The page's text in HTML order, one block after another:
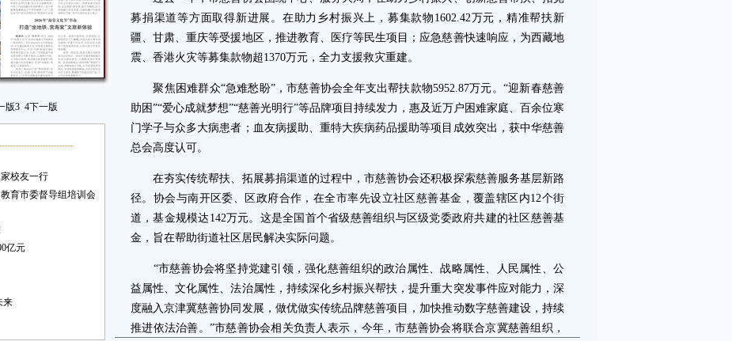
版3 4下一版
校友一行
育市委督导组培训会
亿元
来
募捐渠道等方面取得新进展。在助力乡村振兴上，募集款物1602.42万元，精准帮扶新
疆、甘肃、重庆等受援地区，推进教育、医疗等民生项目；应急慈善快速响应，为西藏地
震、香港火灾等募集款物超1370万元，全力支援救灾重建。
聚焦困难群众“急难愁盼”，市慈善协会全年支出帮扶款物5952.87万元。“迎新春慈善
助困”“爱心成就梦想”“慈善光明行”等品牌项目持续发力，惠及近万户困难家庭、百余位寒
门学子与众多大病患者；血友病援助、重特大疾病药品援助等项目成效突出，获中华慈善
总会高度认可。
在夯实传统帮扶、拓展募捐渠道的过程中，市慈善协会还积极探索慈善服务基层新路
径。协会与南开区委、区政府合作，在全市率先设立社区慈善基金，覆盖辖区内12个街
道，基金规模达142万元。这是全国首个省级慈善组织与区级党委政府共建的社区慈善基
金，旨在帮助街道社区居民解决实际问题。
“市慈善协会将坚持党建引领，强化慈善组织的政治属性、战略属性、人民属性、公
益属性、文化属性、法治属性，持续深化乡村振兴帮扶，提升重大突发事件应对能力，深
度融入京津冀慈善协同发展，做优做实传统品牌慈善项目，加快推动数字慈善建设，持续
推进依法治善。”市慈善协会相关负责人表示，今年，市慈善协会将联合京冀慈善组织，